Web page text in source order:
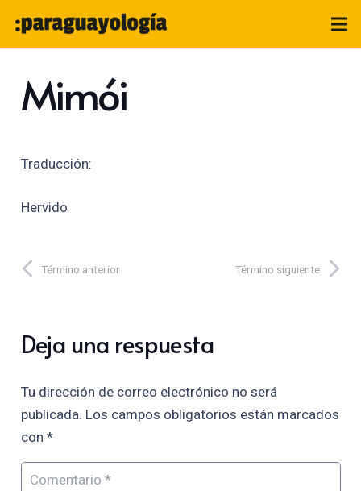
Mimói
Traducción:
Hervido
Término anterior Término siguiente
Deja una respuesta
Tu dirección de correo electrónico no será
publicada. Los campos obligatorios están marcados
con *